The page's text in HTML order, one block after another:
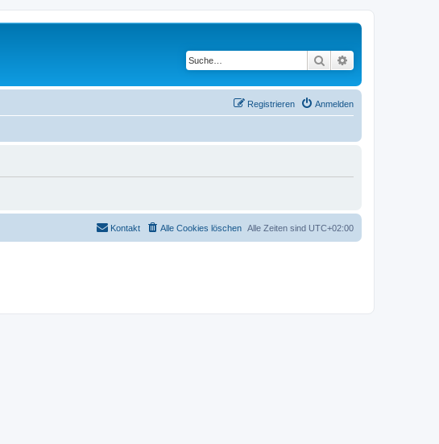
Suche
Anmelden
Registrieren
Alle Zeiten sind UTC+02:00
Alle Cookies löschen
Kontakt